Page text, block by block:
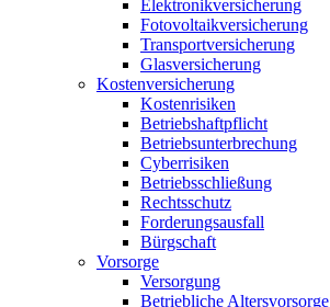
Elektronikversicherung
Fotovoltaikversicherung
Transportversicherung
Glasversicherung
Kostenversicherung
Kostenrisiken
Betriebshaftpflicht
Betriebsunterbrechung
Cyberrisiken
Betriebsschließung
Rechtsschutz
Forderungsausfall
Bürgschaft
Vorsorge
Versorgung
Betriebliche Altersvorsorge